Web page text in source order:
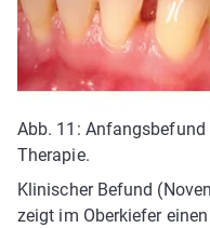
Abb. 11:
Therapie.
Klinischer Befund
zeigt im Oberkiefer